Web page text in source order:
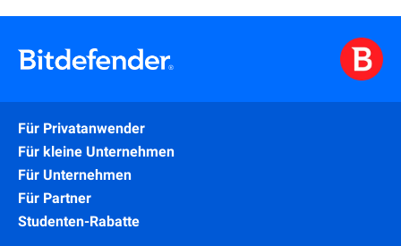
Für Privatanwender
Für kleine Unternehmen
Für Unternehmen
Für Partner
Studenten-Rabatte